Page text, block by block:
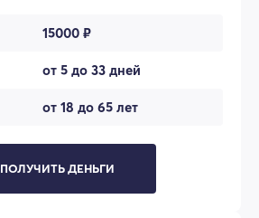
15000 ₽
от 5 до 33 дней
от 18 до 65 лет
ПОЛУЧИТЬ ДЕНЬГИ